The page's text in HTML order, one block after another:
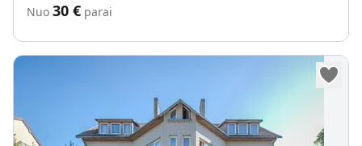
Nuo 30 € parai